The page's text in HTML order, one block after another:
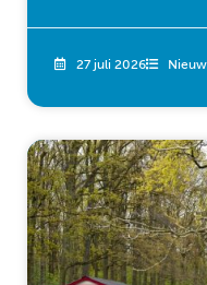
27 juli 2026